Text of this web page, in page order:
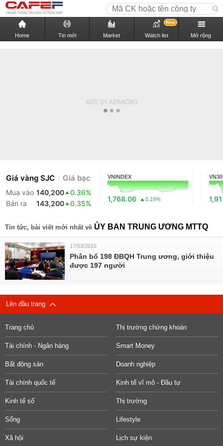
Home Tin mới Market Watch list
New
Mở rộng
Giá vàng SJC Giá bạc
Mua vào 140,200
0.36%
Bán ra
143,200 0.35%
VNINDEX
1,768.06 0.19%
VN30
Tin tức, bài viết mới nhất về ỦY BAN TRUNG ƯƠNG MTTQ
17/03/2016
Phân bổ 198 ĐBQH Trung ương, giới thiệu
được 197 người
Lên đầu trang
Trang chủ Thị trường chứng khoán
Tài chính - Ngân hàng Smart Money
Bất động sản Doanh nghiệp
Tài chính quốc tế Kinh tế vĩ mô - Đầu tư
Kinh tế số Thị trường
Sống Lifestyle
Xã hội Lịch sự kiện